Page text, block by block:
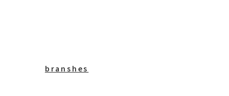
branshes